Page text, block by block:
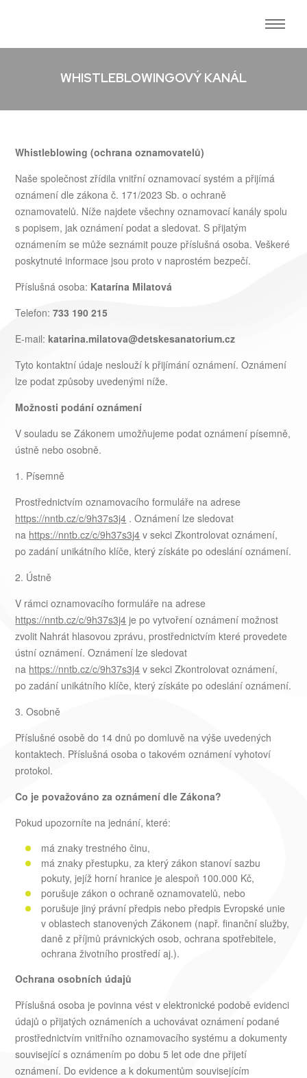
WHISTLEBLOWINGOVÝ KANÁL
Whistleblowing (ochrana oznamovatelů)
Naše společnost zřídila vnitřní oznamovací systém a přijímá
oznámení dle zákona č. 171/2023 Sb. o ochraně
oznamovatelů. Níže najdete všechny oznamovací kanály spolu
s popisem, jak oznámení podat a sledovat. S přijatým
oznámením se může seznámit pouze příslušná osoba. Veškeré
poskytnuté informace jsou proto v naprostém bezpečí.
Příslušná osoba: Katarína Milatová
Telefon:733 190 215
E-mail:katarina.milatova@detskesanatorium.cz
Tyto kontaktní údaje neslouží k přijímání oznámení. Oznámení
lze podat způsoby uvedenými níže.
Možnosti podání oznámení
V souladu se Zákonem umožňujeme podat oznámení písemně,
ústně nebo osobně.
1. Písemně
Prostřednictvím oznamovacího formuláře na adrese
https://nntb.cz/c/9h37s3j4 . Oznámení lze sledovat
na https://nntb.cz/c/9h37s3j4 v sekci Zkontrolovat oznámení,
po zadání unikátního klíče, který získáte po odeslání oznámení.
2. Ústně
V rámci oznamovacího formuláře na adrese
https://nntb.cz/c/9h37s3j4 je po vytvoření oznámení možnost
zvolit Nahrát hlasovou zprávu, prostřednictvím které provedete
ústní oznámení. Oznámení lze sledovat
na https://nntb.cz/c/9h37s3j4 v sekci Zkontrolovat oznámení,
po zadání unikátního klíče, který získáte po odeslání oznámení.
3. Osobně
Příslušné osobě do 14 dnů po domluvě na výše uvedených
kontaktech. Příslušná osoba o takovém oznámení vyhotoví
protokol.
Co je považováno za oznámení dle Zákona?
Pokud upozorníte na jednání, které:
má znaky trestného činu,
má znaky přestupku, za který zákon stanoví sazbu
pokuty, jejíž horní hranice je alespoň 100.000 Kč,
porušuje zákon o ochraně oznamovatelů, nebo
porušuje jiný právní předpis nebo předpis Evropské unie
v oblastech stanovených Zákonem (např. finanční služby,
daně z příjmů právnických osob, ochrana spotřebitele,
ochrana životního prostředí aj.).
Ochrana osobních údajů
Příslušná osoba je povinna vést v elektronické podobě evidenci
údajů o přijatých oznámeních a uchovávat oznámení podané
prostřednictvím vnitřního oznamovacího systému a dokumenty
související s oznámením po dobu 5 let ode dne přijetí
oznámení. Do evidence a k dokumentům souvisejícím